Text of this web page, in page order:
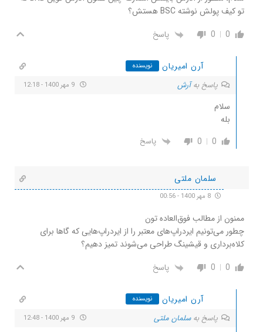
تو کیف پولش نوشته BSC هستش؟
0
0 پاسخ
آرن امیریان نویسنده
پاسخ بهآرش
سلام
بله
0
0 پاسخ
سلمان ملتی
ممنون از مطالب فوق‌العاده تون
چطور می‌تونیم ایردراپ‌های معتبر را از ایردراپ‌هایی که گاها برای
کلاه‌برداری و قیشینگ طراحی می‌شوند تمیز دهیم؟
0
0 پاسخ
آرن امیریان نویسنده
پاسخ بهسلمان ملتی